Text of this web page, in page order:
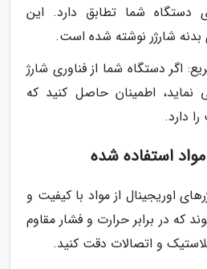
دستگاه شما تطابق دارد. این
بدنه شارژر نوشته شده است.
اگر دستگاه شما از فناوری شارژ
نماید، اطمینان حاصل کنید که
دارد.
اوریجینال از مواد با کیفیت و
که در برابر حرارت و فشار مقاوم
و اتصالات دقت کنید.